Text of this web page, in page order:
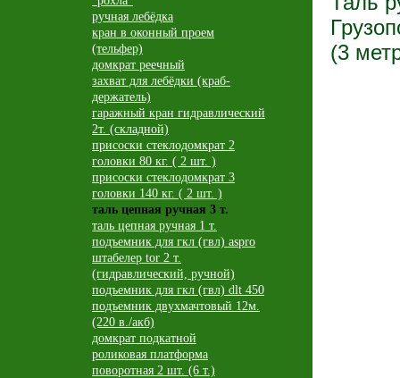
ручная лебёдка
кран в оконный проем
(тельфер)
домкрат реечный
захват для лебёдки (краб-
держатель)
гаражный кран гидравлический
2т. (складной)
присоски cтеклодомкрат 2
головки 80 кг. ( 2 шт. )
присоски cтеклодомкрат 3
головки 140 кг. ( 2 шт. )
таль цепная ручная 3 т.
таль цепная ручная 1 т.
подъемник для гкл (гвл) aspro
штабелер tor 2 т.
(гидравлический, ручной)
подъемник для гкл (гвл) dlt 450
подъемник двухмачтовый 12м.
(220 в./акб)
домкрат подкатной
роликовая платформа
поворотная 2 шт. (6 т.)
(3